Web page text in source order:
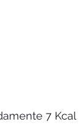
7 Kcal